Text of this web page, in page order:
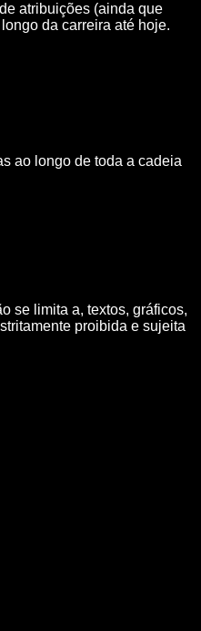
atribuições (ainda que
da carreira até hoje.
ao longo de toda a cadeia
se limita a, textos, gráficos,
proibida e sujeita